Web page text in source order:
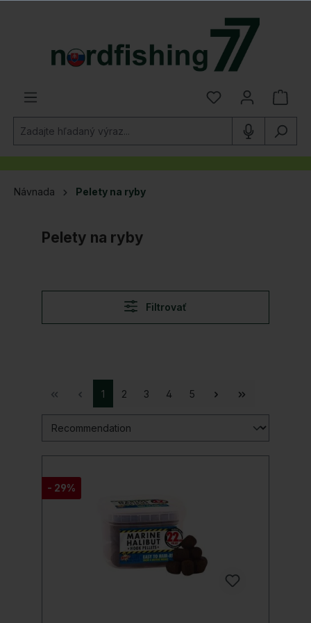
Návnada Pelety na ryby
Pelety na ryby
Filtrovať
1 2 3 4 5
- 29%